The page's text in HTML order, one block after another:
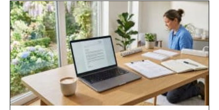
Schrijft
U
Een
Overtuigende
Sollicitatiebrief